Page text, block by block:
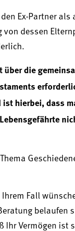
Ex-Partner als
von dessen
die
hierbei, dass
Fall
belaufen
Ihr Vermögen ist